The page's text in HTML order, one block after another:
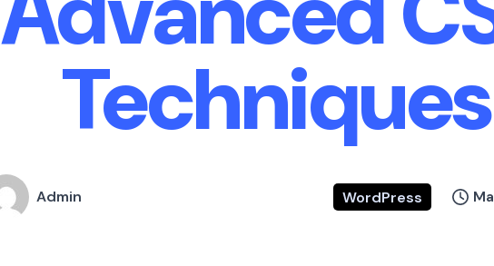
Techniques
Admin WordPress